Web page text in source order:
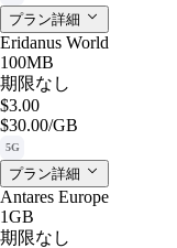
プラン詳細
Eridanus World
100MB
期限なし
$3.00
$30.00/GB
5G
プラン詳細
Antares Europe
1GB
期限なし